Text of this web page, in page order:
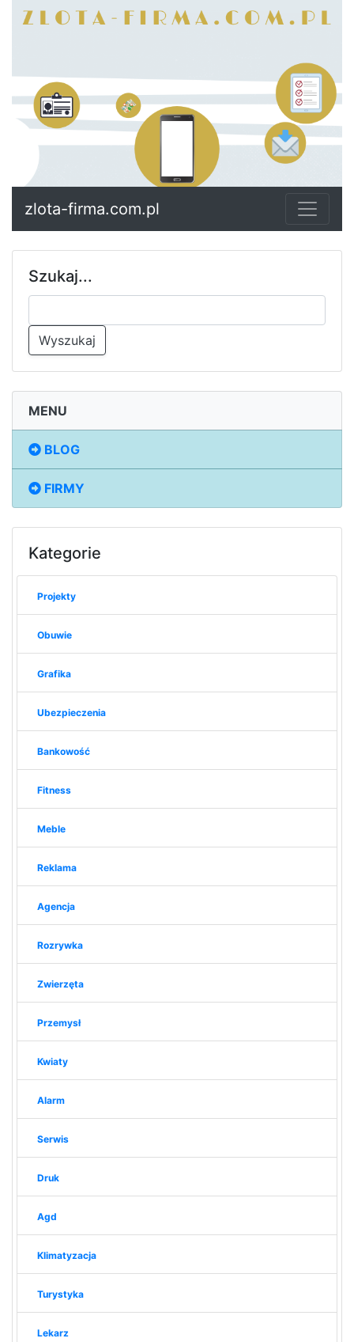
zlota-firma.com.pl
Szukaj...
Wyszukaj
MENU
BLOG
FIRMY
Kategorie
Projekty
Obuwie
Grafika
Ubezpieczenia
Bankowość
Fitness
Meble
Reklama
Agencja
Rozrywka
Zwierzęta
Przemysł
Kwiaty
Alarm
Serwis
Druk
Agd
Klimatyzacja
Turystyka
Lekarz